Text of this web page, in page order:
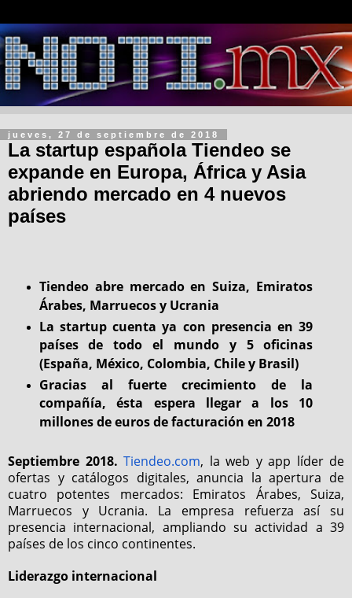
jueves, 27 de septiembre de 2018
La startup española Tiendeo se
expande en Europa, África y Asia
abriendo mercado en 4 nuevos
países
Tiendeo abre mercado en Suiza, Emiratos
Árabes, Marruecos y Ucrania
La startup cuenta ya con presencia en 39
países de todo el mundo y 5 oficinas
(España, México, Colombia, Chile y Brasil)
Gracias al fuerte crecimiento de la
compañía, ésta espera llegar a los 10
millones de euros de facturación en 2018
Septiembre 2018. Tiendeo.com, la web y app líder de
ofertas y catálogos digitales, anuncia la apertura de
cuatro potentes mercados: Emiratos Árabes, Suiza,
Marruecos y Ucrania. La empresa refuerza así su
presencia internacional, ampliando su actividad a 39
países de los cinco continentes.
Liderazgo internacional